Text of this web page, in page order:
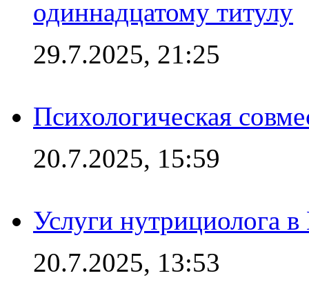
одиннадцатому титулу
29.7.2025, 21:25
Психологическая
20.7.2025, 15:59
Услуги нутрициолога
20.7.2025, 13:53